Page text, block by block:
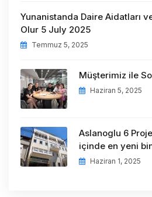
Yunanistanda Daire Aidatları
Olur 5 July 2025
Temmuz 5, 2025
Müşterimiz ile
Haziran 5, 2025
Aslanoglu 6
içinde en yeni
Haziran 1, 2025